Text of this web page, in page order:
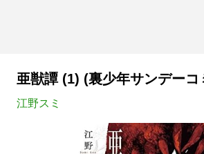
亜獣譚 (1) (裏少年サンデーコ
江野スミ